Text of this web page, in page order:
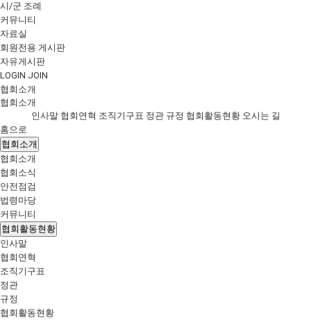
시/군 조례
커뮤니티
자료실
회원전용 게시판
자유게시판
LOGIN JOIN
협회소개
협회소개
인사말 협회연혁 조직기구표 정관 규정 협회활동현황 오시는 길
홈으로
협회소개
협회소개
협회소식
안전점검
법령마당
커뮤니티
협회활동현황
인사말
협회연혁
조직기구표
정관
규정
협회활동현황